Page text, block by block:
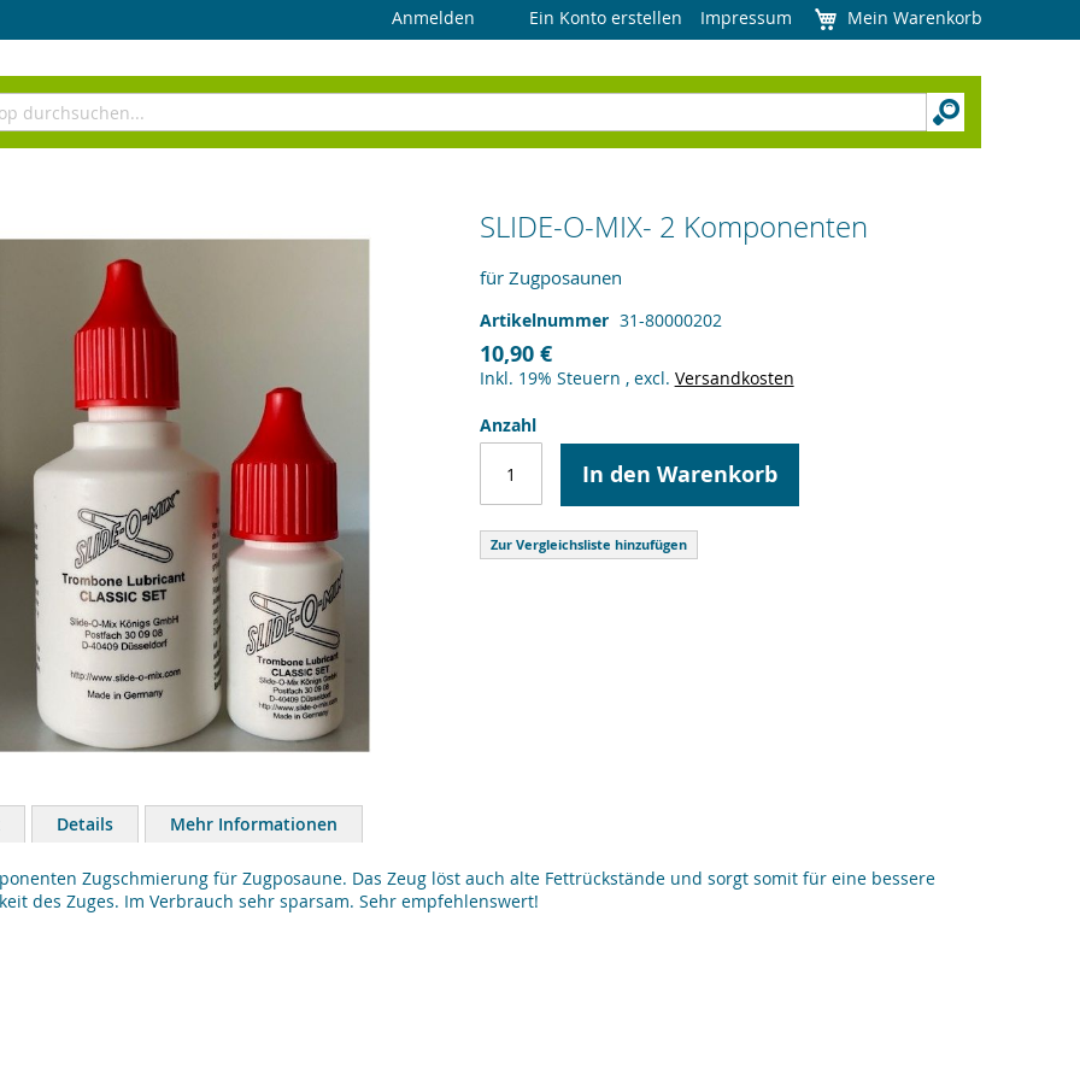
Anmelden Ein Konto erstellen Impressum Mein Warenkorb
SLIDE-O-MIX- 2 Komponenten
für Zugposaunen
Artikelnummer 31-80000202
10,90 €
Inkl. 19% Steuern , excl. Versandkosten
Anzahl
In den Warenkorb
Zur Vergleichsliste hinzufügen
Details Mehr Informationen
Zugschmierung für Zugposaune. Das Zeug löst auch alte Fettrückstände und sorgt somit für eine bessere
des Zuges. Im Verbrauch sehr sparsam. Sehr empfehlenswert!